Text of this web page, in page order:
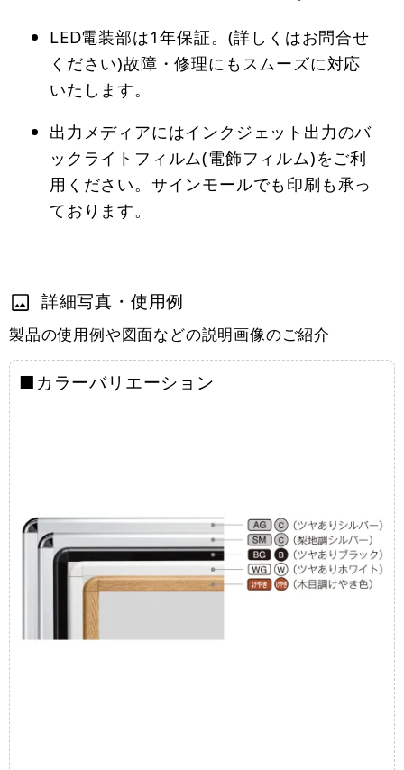
LED電装部は1年保証。(詳しくはお問合せ
ください)故障・修理にもスムーズに対応
いたします。
出力メディアにはインクジェット出力のバ
ックライトフィルム(電飾フィルム)をご利
用ください。サインモールでも印刷も承っ
ております。
詳細写真・使用例
製品の使用例や図面などの説明画像のご紹介
■カラーバリエーション